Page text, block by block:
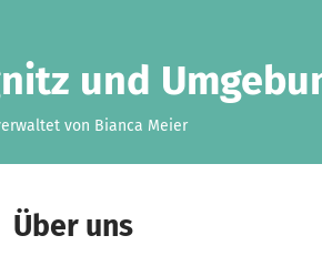
und
von Bianca Meier
Über uns